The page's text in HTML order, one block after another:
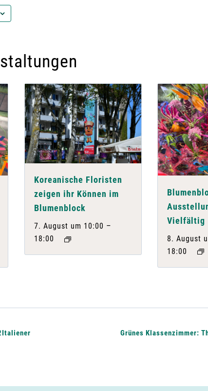
Koreanische Floristen
zeigen ihr Können im
Blumenblock
7. August um 10:00 –
18:00
Vielfältig
8. August
18:00
Grünes Klassenzimmer: